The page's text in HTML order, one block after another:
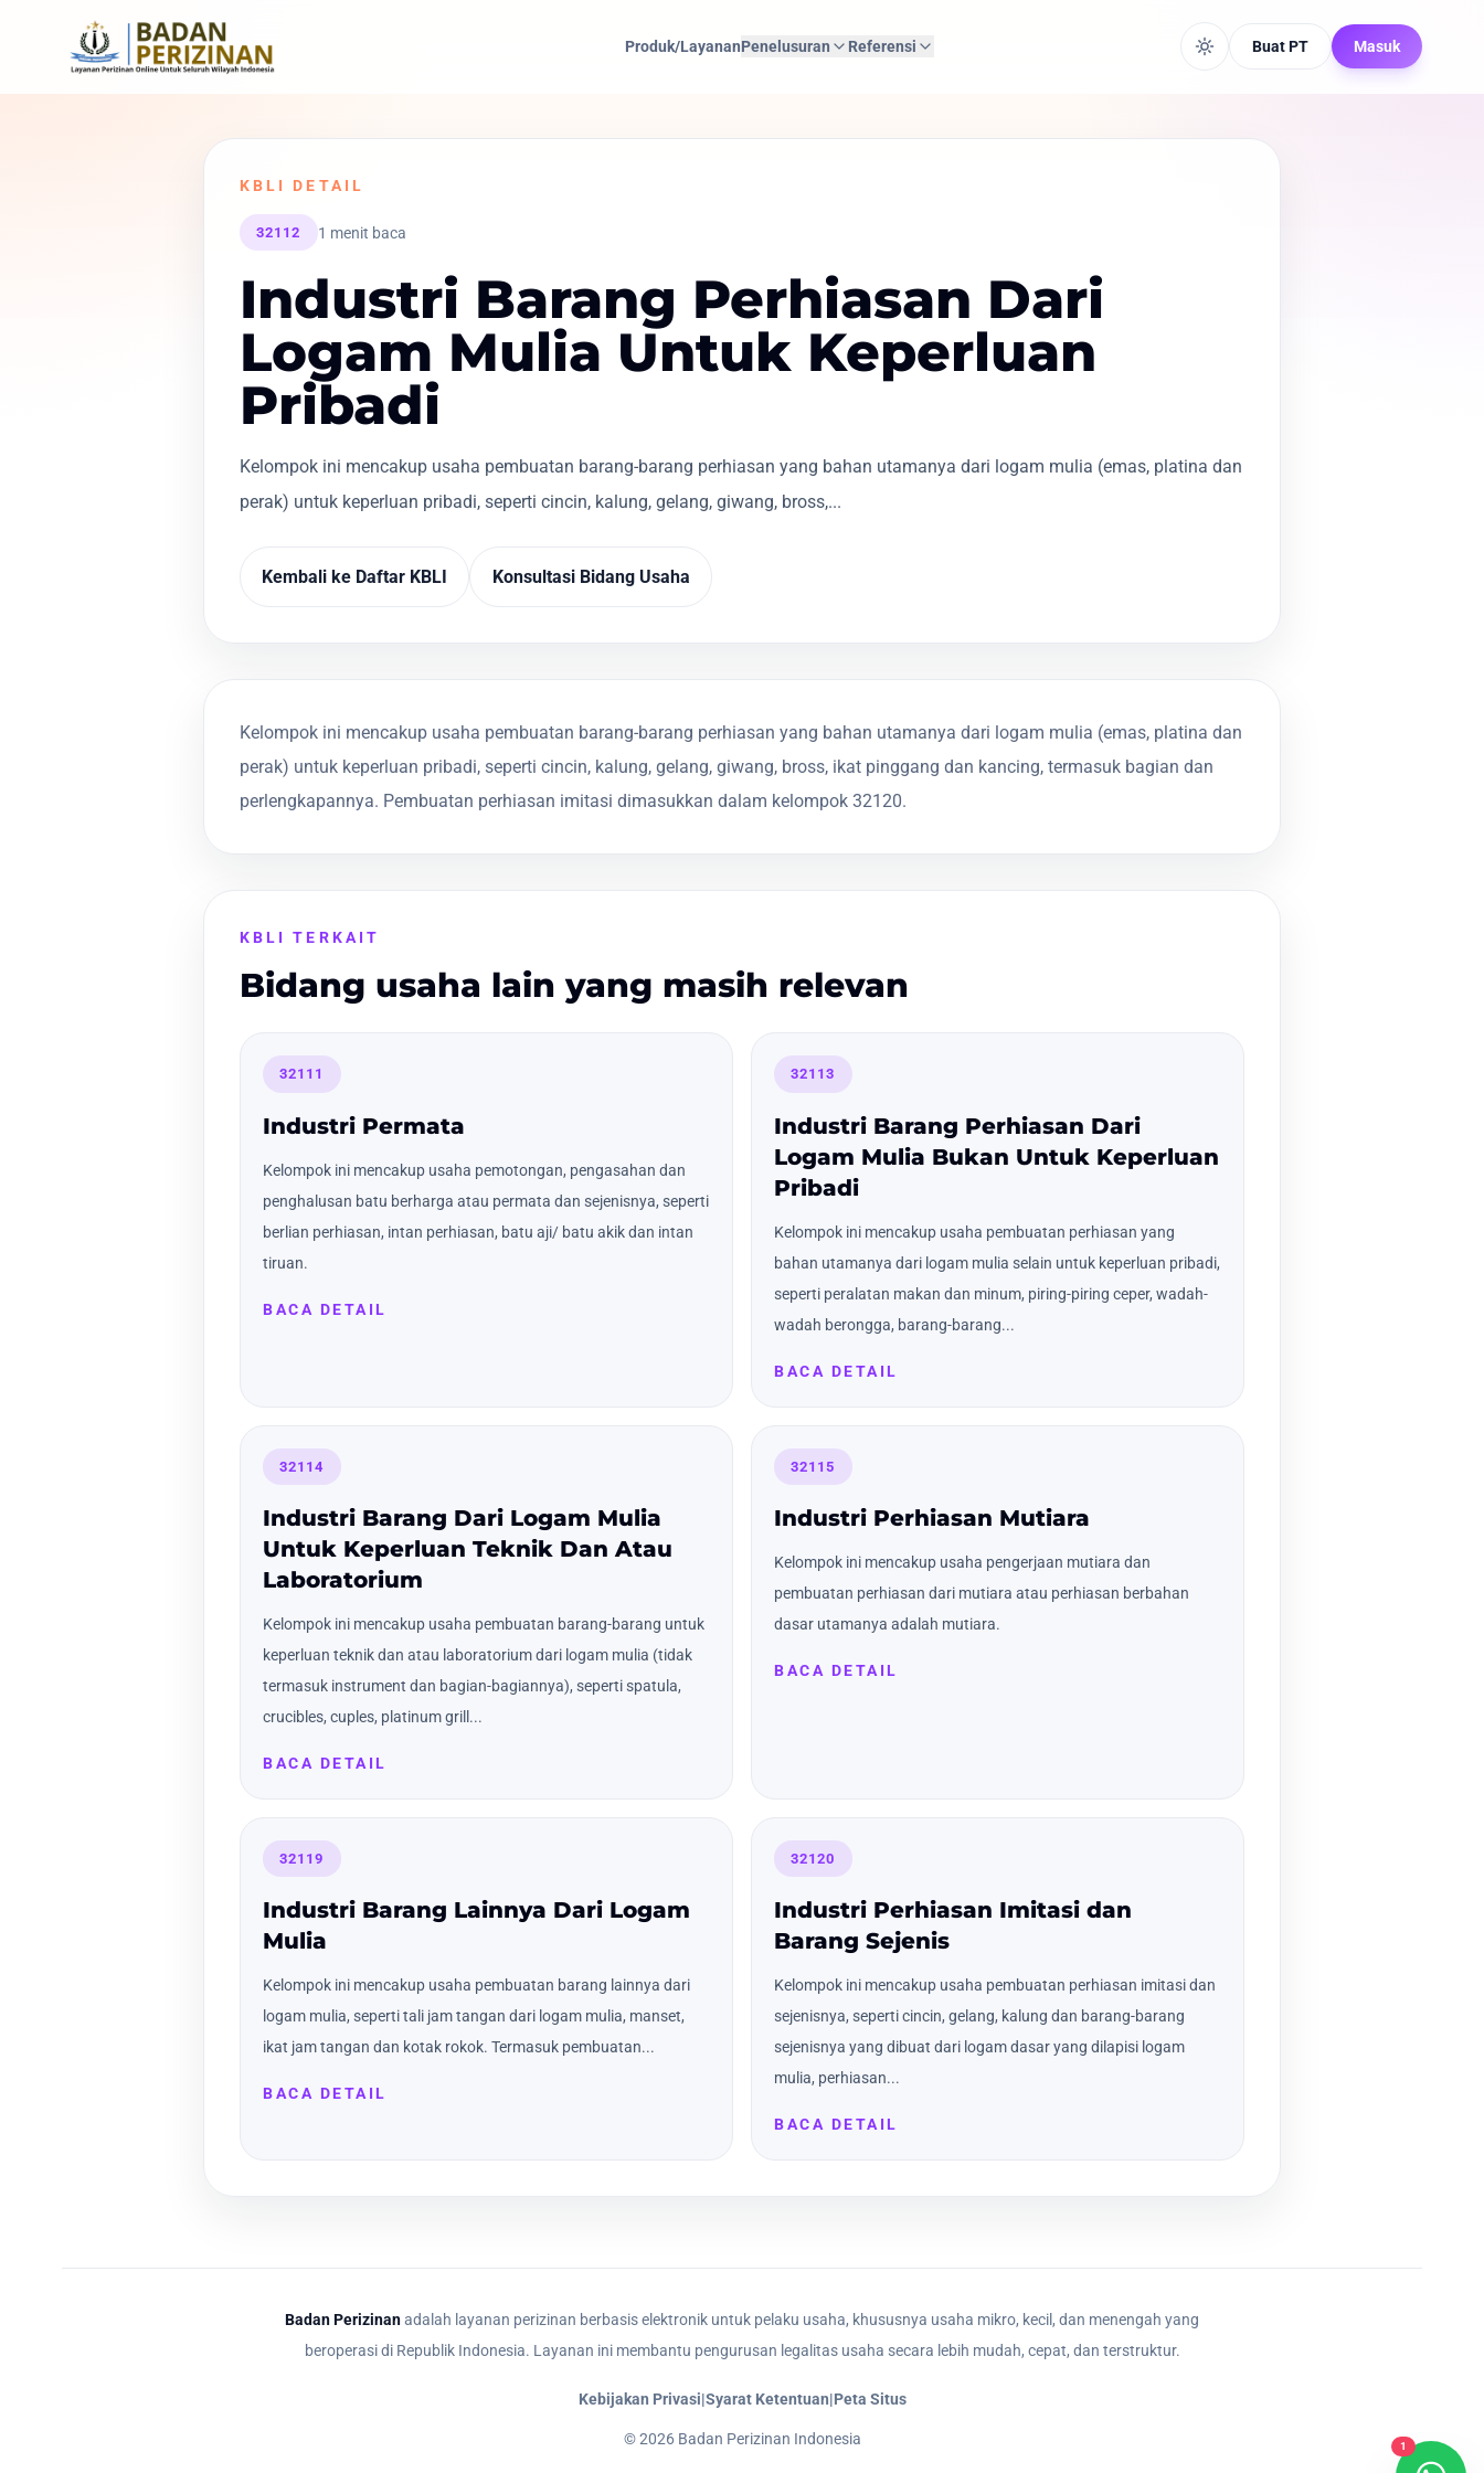
Produk/LayananPenelusuran Referensi Buat PT Masuk
KBLI DETAIL
32112 1 menit baca
Industri Barang Perhiasan Dari
Logam Mulia Untuk Keperluan
Pribadi
Kelompok ini mencakup usaha pembuatan barang-barang perhiasan yang bahan utamanya dari logam mulia (emas, platina dan
perak) untuk keperluan pribadi, seperti cincin, kalung, gelang, giwang, bross,...
Kembali ke Daftar KBLI Konsultasi Bidang Usaha
Kelompok ini mencakup usaha pembuatan barang-barang perhiasan yang bahan utamanya dari logam mulia (emas, platina dan
perak) untuk keperluan pribadi, seperti cincin, kalung, gelang, giwang, bross, ikat pinggang dan kancing, termasuk bagian dan
perlengkapannya. Pembuatan perhiasan imitasi dimasukkan dalam kelompok 32120.
KBLI TERKAIT
Bidang usaha lain yang masih relevan
32111
Industri Permata
Kelompok ini mencakup usaha pemotongan, pengasahan dan
penghalusan batu berharga atau permata dan sejenisnya, seperti
berlian perhiasan, intan perhiasan, batu aji/ batu akik dan intan
tiruan.
BACA DETAIL
32113
Industri Barang Perhiasan Dari
Logam Mulia Bukan Untuk Keperluan
Pribadi
Kelompok ini mencakup usaha pembuatan perhiasan yang
bahan utamanya dari logam mulia selain untuk keperluan pribadi,
seperti peralatan makan dan minum, piring-piring ceper, wadah-
wadah berongga, barang-barang...
BACA DETAIL
32114
Industri Barang Dari Logam Mulia
Untuk Keperluan Teknik Dan Atau
Laboratorium
Kelompok ini mencakup usaha pembuatan barang-barang untuk
keperluan teknik dan atau laboratorium dari logam mulia (tidak
termasuk instrument dan bagian-bagiannya), seperti spatula,
crucibles, cuples, platinum grill...
BACA DETAIL
32115
Industri Perhiasan Mutiara
Kelompok ini mencakup usaha pengerjaan mutiara dan
pembuatan perhiasan dari mutiara atau perhiasan berbahan
dasar utamanya adalah mutiara.
BACA DETAIL
32119
Industri Barang Lainnya Dari Logam
Mulia
Kelompok ini mencakup usaha pembuatan barang lainnya dari
logam mulia, seperti tali jam tangan dari logam mulia, manset,
ikat jam tangan dan kotak rokok. Termasuk pembuatan...
BACA DETAIL
32120
Industri Perhiasan Imitasi dan
Barang Sejenis
Kelompok ini mencakup usaha pembuatan perhiasan imitasi dan
sejenisnya, seperti cincin, gelang, kalung dan barang-barang
sejenisnya yang dibuat dari logam dasar yang dilapisi logam
mulia, perhiasan...
BACA DETAIL
Badan Perizinanadalah layanan perizinan berbasis elektronik untuk pelaku usaha, khususnya usaha mikro, kecil, dan menengah yang
beroperasi di Republik Indonesia. Layanan ini membantu pengurusan legalitas usaha secara lebih mudah, cepat, dan terstruktur.
Kebijakan Privasi|Syarat Ketentuan|Peta Situs
©2026Badan Perizinan Indonesia 1